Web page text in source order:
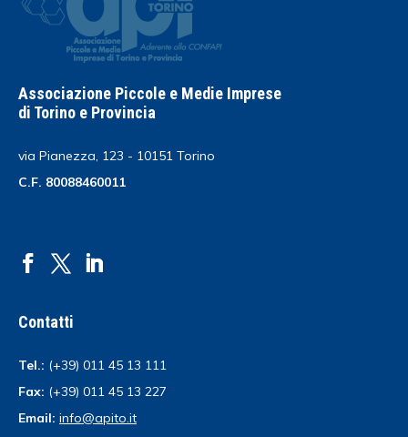
Associazione Piccole e Medie Imprese
di Torino e Provincia
via Pianezza, 123 - 10151 Torino
C.F. 80088460011
Contatti
Tel.: (+39) 011 45 13 111
Fax: (+39) 011 45 13 227
Email: info@apito.it